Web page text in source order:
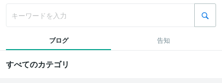
ブログ 告知
すべてのカテゴリ